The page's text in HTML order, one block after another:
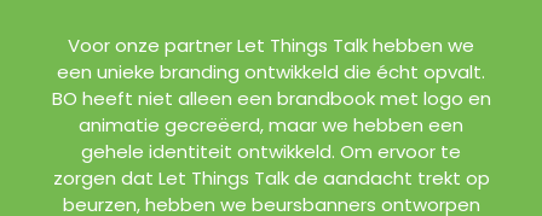
Voor onze partner Let Things Talk hebben we
een unieke branding ontwikkeld die écht opvalt.
BO heeft niet alleen een brandbook met logo en
animatie gecreëerd, maar we hebben een
gehele identiteit ontwikkeld. Om ervoor te
zorgen dat Let Things Talk de aandacht trekt op
beurzen, hebben we beursbanners ontworpen